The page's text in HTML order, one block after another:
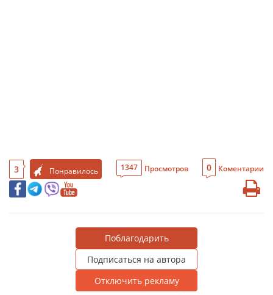
3 Понравилось 1347 Просмотров 0 Коментарии
Поблагодарить
Подписаться на автора
Отключить рекламу